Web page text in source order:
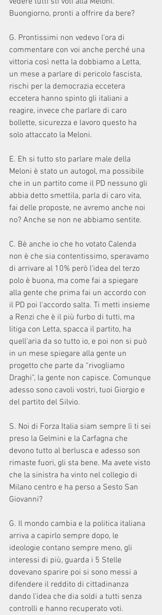
Buongiorno, pronti a offrire da bere?
G. Prontissimi non vedevo l'ora di
commentare con voi anche perché una
vittoria così netta la dobbiamo a Letta,
un mese a parlare di pericolo fascista,
rischi per la democrazia eccetera
eccetera hanno spinto gli italiani a
reagire, invece che parlare di caro
bollette, sicurezza e lavoro questo ha
solo attaccato la Meloni.
E. Eh si tutto sto parlare male della
Meloni è stato un autogol, ma possibile
che in un partito come il PD nessuno gli
abbia detto smettila, parla di caro vita,
fai delle proposte, ne avremo anche noi
no? Anche se non ne abbiamo sentite.
C. Bè anche io che ho votato Calenda
non è che sia contentissimo, speravamo
di arrivare al 10% però l'idea del terzo
polo è buona, ma come fai a spiegare
alla gente che prima fai un accordo con
il PD poi l'accordo salta. Ti metti insieme
a Renzi che è il più furbo di tutti, ma
litiga con Letta, spacca il partito, ha
quell'aria da so tutto io, e poi non si può
in un mese spiegare alla gente un
progetto che parte da “rivogliamo
Draghi”, la gente non capisce. Comunque
adesso sono cavoli vostri, tuoi Giorgio e
del partito del Silvio.
S. Noi di Forza Italia siam sempre lì ti sei
preso la Gelmini e la Carfagna che
devono tutto al berlusca e adesso son
rimaste fuori, gli sta bene. Ma avete visto
che la sinistra ha vinto nel collegio di
Milano centro e ha perso a Sesto San
Giovanni?
G. Il mondo cambia e la politica italiana
arriva a capirlo sempre dopo, le
ideologie contano sempre meno, gli
interessi di più, guarda i 5 Stelle
dovevano sparire poi si sono messi a
difendere il reddito di cittadinanza
dando l'idea che dia soldi a tutti senza
controlli e hanno recuperato voti.